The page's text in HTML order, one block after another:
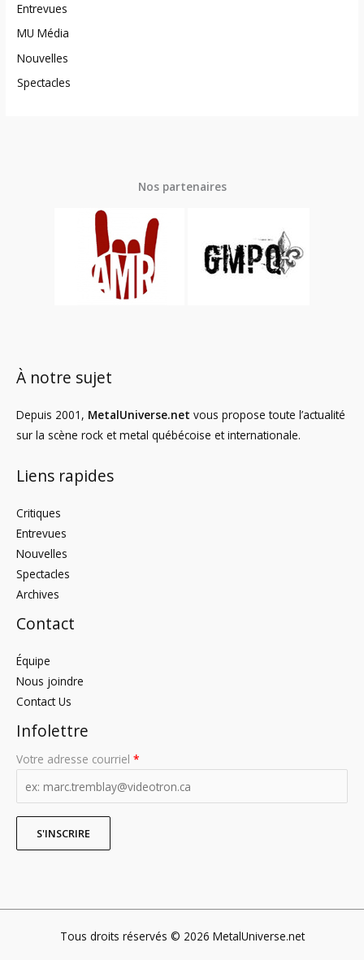
Entrevues
MU Média
Nouvelles
Spectacles
Nos partenaires
À notre sujet
Depuis 2001, MetalUniverse.net vous propose toute l’actualité
sur la scène rock et metal québécoise et internationale.
Liens rapides
Critiques
Entrevues
Nouvelles
Spectacles
Archives
Contact
Équipe
Nous joindre
Contact Us
Infolettre
Votre adresse courriel *
Tous droits réservés © 2026 MetalUniverse.net